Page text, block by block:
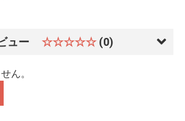
ュー ☆☆☆☆☆ (0)
ん。